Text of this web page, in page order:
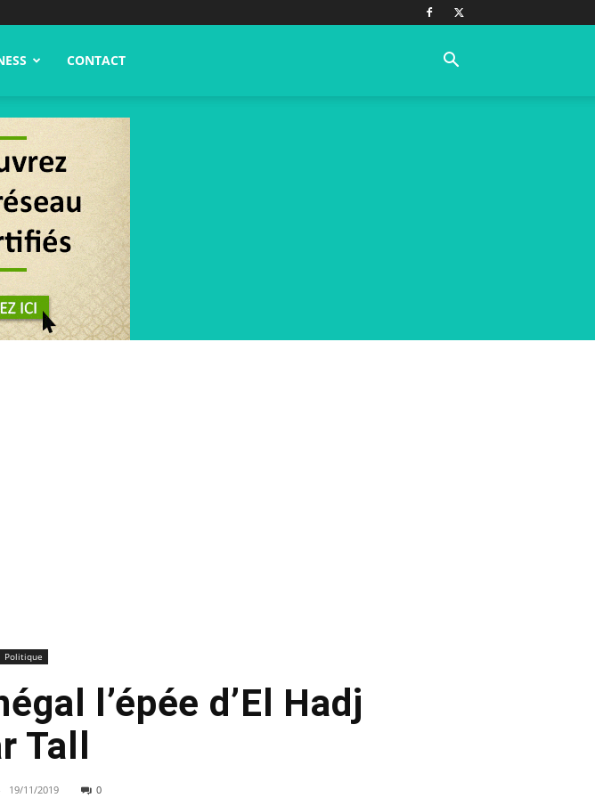
CONTACT
Politique
l’épée d’El Hadj
Tall
19/11/2019 0